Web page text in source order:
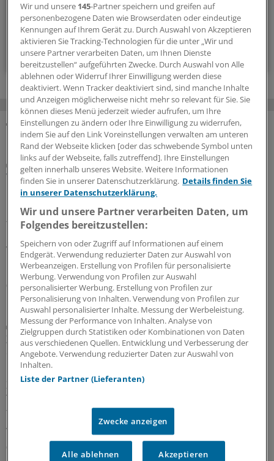
alle 2 Wochen (Donnerstag)
Zum Abonnieren bitte anmelden
MEHR ZUM THEMA
Interview
Vegetarische und vegane Ernährung bei Kindern
mit Vorerkrankungen
Rein pflanzliche Ernährung bei Heranwachsenden kann
funktionieren, jedoch kommt es auf die Umsetzung an.
Veganismus nichts für Kinder ist und wann diese
Ernährung vorteilhaft sein könnte.
07.08.2026
Diabetes mellitus
Zusatznutzten für Teplizumab nicht
quantifizierbar
Keinen Anhaltspunkt für einen quantifizierbaren
Zusatznutzen des neu zugelassenen Antidiabetikums
Teplizumab hat der Gemeinsame Bundesausschuss
festgestellt. Für die Bewertung war beobachtendes
Abwarten vorgegeben worden.
06.08.2026
Wir und unsere 145-Partner speichern und greifen auf
personenbezogene Daten wie Browserdaten oder eindeutige
Kennungen auf Ihrem Gerät zu. Durch Auswahl von Akzeptieren
aktivieren Sie Tracking-Technologien für die unter „Wir und
unsere Partner verarbeiten Daten, um Ihnen Dienste
bereitzustellen“ aufgeführten Zwecke. Durch Auswahl von Alle
ablehnen oder Widerruf Ihrer Einwilligung werden diese
deaktiviert. Wenn Tracker deaktiviert sind, sind manche Inhalte
und Anzeigen möglicherweise nicht mehr so relevant für Sie. Sie
können dieses Menü jederzeit wieder aufrufen, um Ihre
Einstellungen zu ändern oder Ihre Einwilligung zu widerrufen,
indem Sie auf den Link Voreinstellungen verwalten am unteren
Rand der Webseite klicken [oder das schwebende Symbol unten
links auf der Webseite, falls zutreffend]. Ihre Einstellungen
gelten innerhalb unseres Website. Weitere Informationen
finden Sie in unserer Datenschutzerklärung. Details finden Sie
in unserer Datenschutzerklärung.
Wir und unsere Partner verarbeiten Daten, um
Folgendes bereitzustellen:
Speichern von oder Zugriff auf Informationen auf einem
Endgerät. Verwendung reduzierter Daten zur Auswahl von
Werbeanzeigen. Erstellung von Profilen für personalisierte
Werbung. Verwendung von Profilen zur Auswahl
personalisierter Werbung. Erstellung von Profilen zur
Personalisierung von Inhalten. Verwendung von Profilen zur
Auswahl personalisierter Inhalte. Messung der Werbeleistung.
Messung der Performance von Inhalten. Analyse von
Zielgruppen durch Statistiken oder Kombinationen von Daten
aus verschiedenen Quellen. Entwicklung und Verbesserung der
Angebote. Verwendung reduzierter Daten zur Auswahl von
Inhalten.
Liste der Partner (Lieferanten)
Zwecke anzeigen
Alle ablehnen Akzeptieren